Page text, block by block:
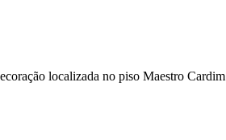
localizada no piso Maestro Cardim